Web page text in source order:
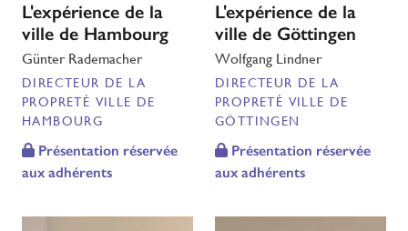
L'expérience de la
ville de Hambourg
Günter Rademacher
DIRECTEUR DE LA
PROPRETÉ VILLE DE
HAMBOURG
Présentation réservée
aux adhérents
L'expérience de la
ville de Göttingen
Wolfgang Lindner
DIRECTEUR DE LA
PROPRETÉ VILLE DE
GÖTTINGEN
Présentation réservée
aux adhérents